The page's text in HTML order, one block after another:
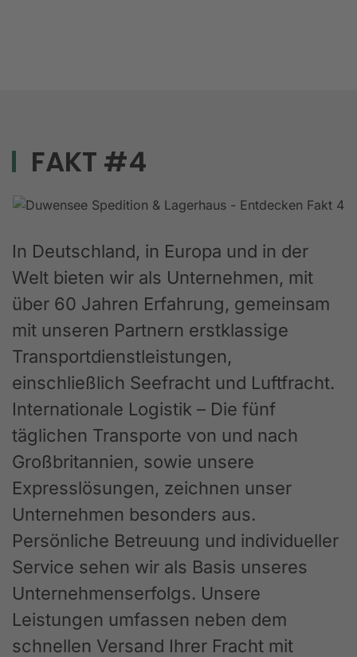
FAKT #4
In Deutschland, in Europa und in der
Welt bieten wir als Unternehmen, mit
über 60 Jahren Erfahrung, gemeinsam
mit unseren Partnern erstklassige
Transportdienstleistungen,
einschließlich Seefracht und Luftfracht.
Internationale Logistik – Die fünf
täglichen Transporte von und nach
Großbritannien, sowie unsere
Expresslösungen, zeichnen unser
Unternehmen besonders aus.
Persönliche Betreuung und individueller
Service sehen wir als Basis unseres
Unternehmenserfolgs. Unsere
Leistungen umfassen neben dem
schnellen Versand Ihrer Fracht mit